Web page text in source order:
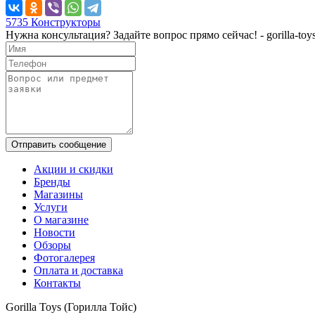
5735 Конструкторы
Нужна консультация? Задайте вопрос прямо сейчас! - gorilla-
Отправить сообщение
Акции и скидки
Бренды
Магазины
Услуги
О магазине
Новости
Обзоры
Фотогалерея
Оплата и доставка
Контакты
Gorilla Toys (Горилла Тойс)